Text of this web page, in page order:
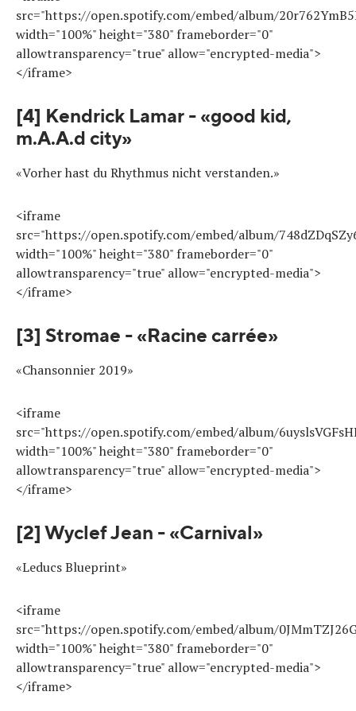
src="https://open.spotify.com/embed/album/
width="100%" height="380" frameborder="0"
allowtransparency="true" allow="encrypted-media">
</iframe>
[4] Kendrick Lamar - «good kid,
m.A.A.d city»
«Vorher hast du Rhythmus nicht verstanden.»
<iframe
src="https://open.spotify.com/embed/album/
width="100%" height="380" frameborder="0"
allowtransparency="true" allow="encrypted-media">
</iframe>
[3] Stromae - «Racine carrée»
«Chansonnier 2019»
<iframe
src="https://open.spotify.com/embed/album/
width="100%" height="380" frameborder="0"
allowtransparency="true" allow="encrypted-media">
</iframe>
[2] Wyclef Jean - «Carnival»
«Leducs Blueprint»
<iframe
src="https://open.spotify.com/embed/album/
width="100%" height="380" frameborder="0"
allowtransparency="true" allow="encrypted-media">
</iframe>